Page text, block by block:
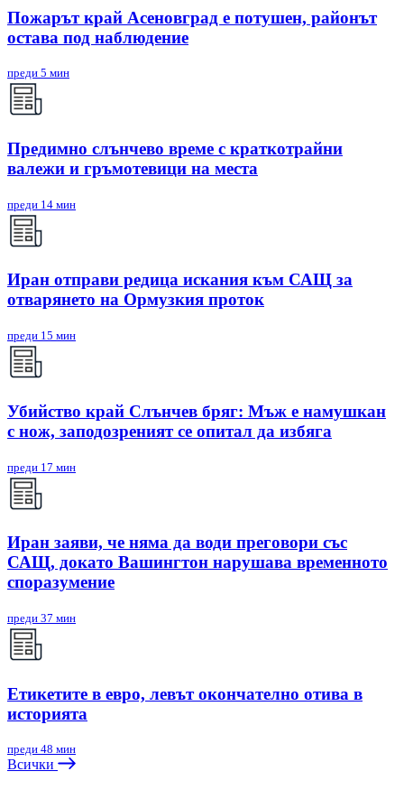
Пожарът край Асеновград е потушен, районът
остава под наблюдение
преди 5 мин
Предимно слънчево време с краткотрайни
валежи и гръмотевици на места
преди 14 мин
Иран отправи редица искания към САЩ за
отварянето на Ормузкия проток
преди 15 мин
Убийство край Слънчев бряг: Мъж е намушкан
с нож, заподозреният се опитал да избяга
преди 17 мин
Иран заяви, че няма да води преговори със
САЩ, докато Вашингтон нарушава временното
споразумение
преди 37 мин
Етикетите в евро, левът окончателно отива в
историята
преди 48 мин
Всички